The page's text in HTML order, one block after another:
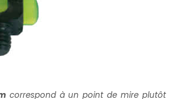
correspond à un point de mire plutôt